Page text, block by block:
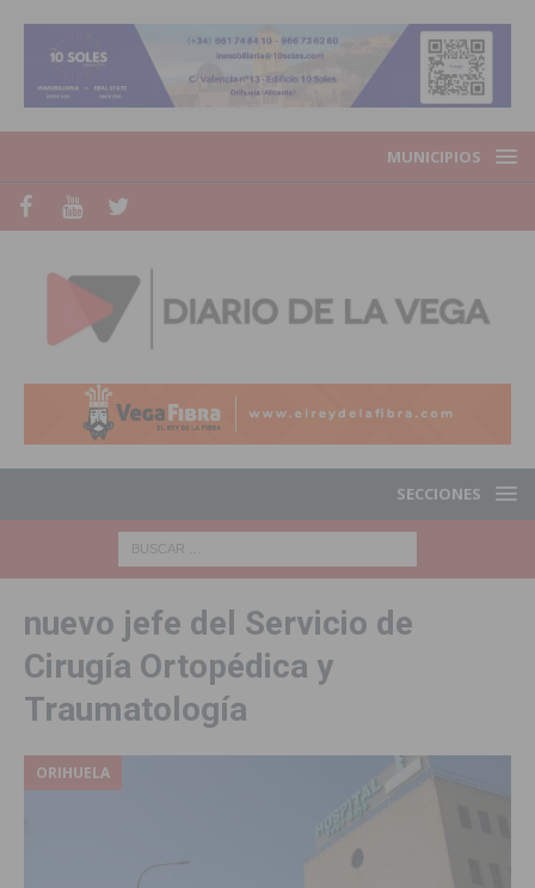
MUNICIPIOS
SECCIONES
nuevo jefe del Servicio de
Cirugía Ortopédica y
Traumatología
ORIHUELA